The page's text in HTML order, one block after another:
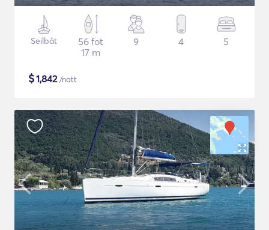
Seilbåt
56 fot
17 m
9 4 5
$1,842/natt